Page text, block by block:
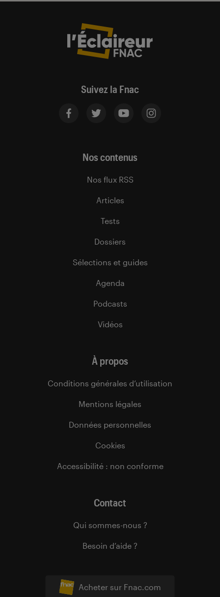
Suivez la Fnac
Acheter sur Fnac.com
Nos contenus
Nos flux RSS
Articles
Tests
Dossiers
Sélections et guides
Agenda
Podcasts
Vidéos
À propos
Conditions générales d’utilisation
Mentions légales
Données personnelles
Cookies
Accessibilité : non conforme
Contact
Qui sommes-nous ?
Besoin d’aide ?